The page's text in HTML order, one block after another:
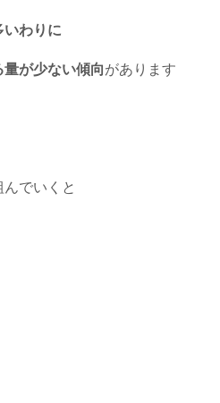
いわりに
が少ない傾向があります
でいくと